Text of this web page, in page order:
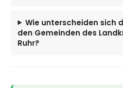
Wie unterscheiden sich
den Gemeinden des
Ruhr?